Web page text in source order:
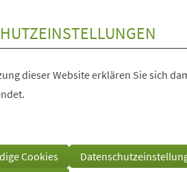
dieser Website erklären Sie sich
Cookies